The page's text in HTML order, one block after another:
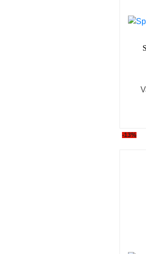
-13%